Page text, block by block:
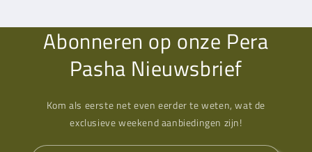
Abonneren op onze Pera
Pasha Nieuwsbrief
Kom als eerste net even eerder te weten, wat de
exclusieve weekend aanbiedingen zijn!